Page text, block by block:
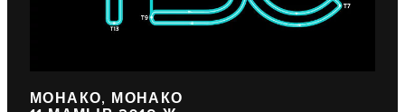
МОНАКО, МОНАКО